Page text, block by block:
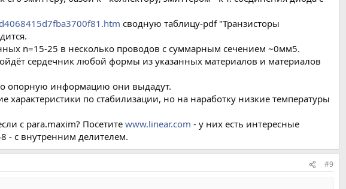
сводную таблицу-pdf "Транзисторы
n=15-25 в несколько проводов с суммарным сечением ~0мм5.
сердечник любой формы из указанных материалов и материалов
опорную информацию они выдадут.
по стабилизации, но на наработку низкие температуры
с para.maxim? Посетите www.linear.com - у них есть интересные
- c внутренним делителем.
#9